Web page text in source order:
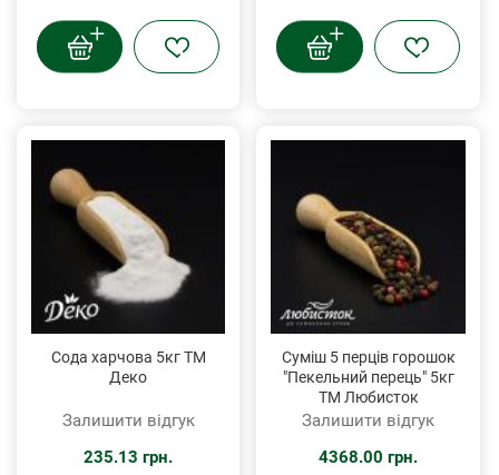
Сода харчова 5кг ТМ
Деко
Залишити відгук
235.13 грн.
Суміш 5 перців горошок
"Пекельний перець" 5кг
ТМ Любисток
Залишити відгук
4368.00 грн.